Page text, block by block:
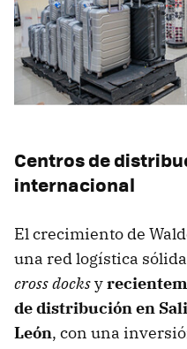
Centros de
internacional
El crecimiento de
una red logística
cross docksy
de distribución en
León, con una